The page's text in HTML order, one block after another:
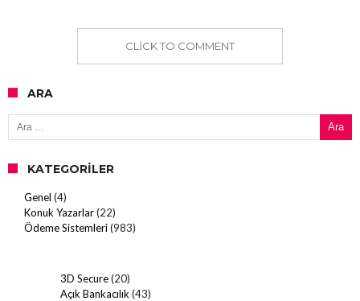
CLICK TO COMMENT
ARA
Arama:
KATEGORILER
Genel (4)
Konuk Yazarlar(22)
Ödeme Sistemleri(983)
3D Secure(20)
Açık Bankacılık (43)